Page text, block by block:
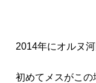
2014年にオルヌ
初めてメスがこの